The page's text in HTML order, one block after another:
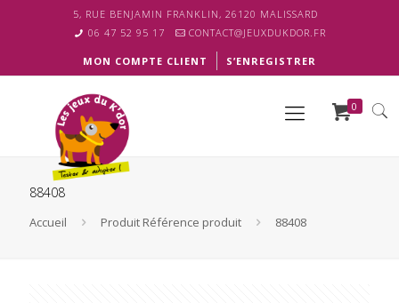
5, RUE BENJAMIN FRANKLIN, 26120 MALISSARD
06 47 52 95 17
CONTACT@JEUXDUKDOR.FR
MON COMPTE CLIENT S’ENREGISTRER
0
88408
Accueil Produit Référence produit 88408